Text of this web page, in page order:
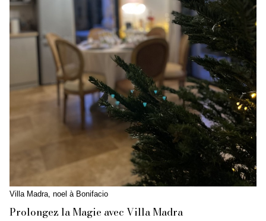
Villa Madra, noel à Bonifacio
Prolongez la Magie avec Villa Madra